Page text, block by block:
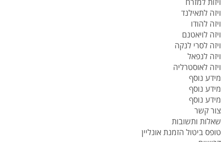
ויזות למזרח
ויזה לתאילנד
ויזה להודו
ויזה לויאטנם
ויזה לסרי לנקה
ויזה לנפאל
ויזה לאוסטרליה
מידע נוסף
מידע נוסף
מידע נוסף
צור קשר
שאלות ותשובות
טופס ביטול הזמנת אונליין